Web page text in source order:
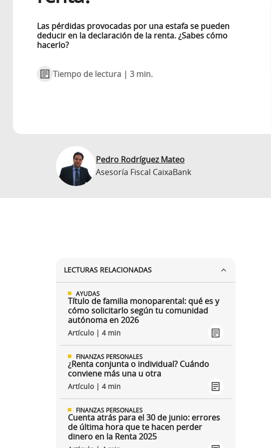
Las pérdidas provocadas por una estafa se pueden
deducir en la declaración de la renta. ¿Sabes cómo
hacerlo?
Tiempo de lectura | 3 min.
Pedro Rodríguez Mateo
Asesoría Fiscal CaixaBank
LECTURAS RELACIONADAS
AYUDAS
Título de familia monoparental: qué es y
cómo solicitarlo según tu comunidad
autónoma en 2026
Artículo | 4 min
FINANZAS PERSONALES
¿Renta conjunta o individual? Cuándo
conviene más una u otra
Artículo | 4 min
FINANZAS PERSONALES
Cuenta atrás para el 30 de junio: errores
de última hora que te hacen perder
dinero en la Renta 2025